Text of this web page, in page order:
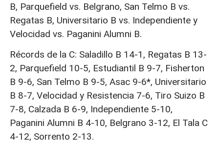
B, Parquefield vs. Belgrano, San Telmo B vs.
Regatas B, Universitario B vs. Independiente y
Velocidad vs. Paganini Alumni B.
Récords de la C: Saladillo B 14-1, Regatas B 13-
2, Parquefield 10-5, Estudiantil B 9-7, Fisherton
B 9-6, San Telmo B 9-5, Asac 9-6*, Universitario
B 8-7, Velocidad y Resistencia 7-6, Tiro Suizo B
7-8, Calzada B 6-9, Independiente 5-10,
Paganini Alumni B 4-10, Belgrano 3-12, El Tala C
4-12, Sorrento 2-13.